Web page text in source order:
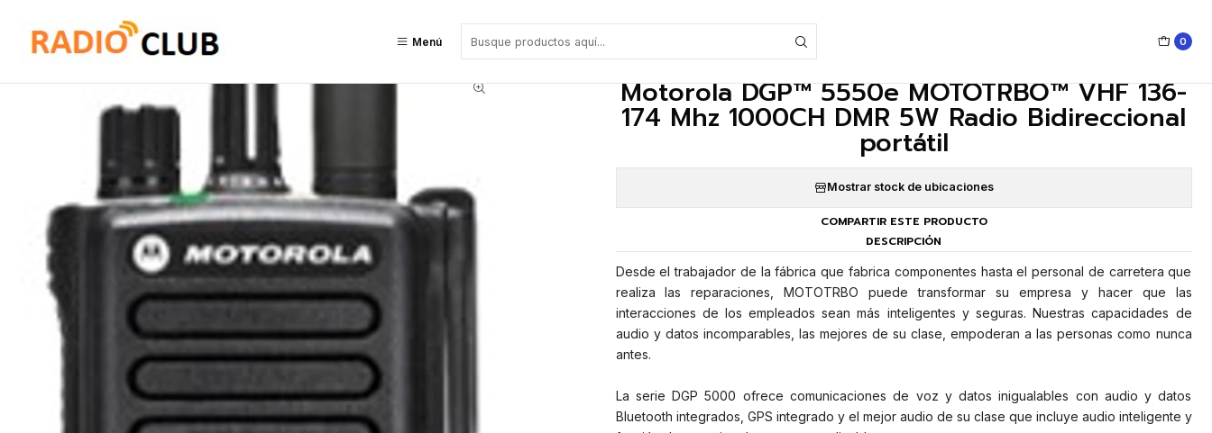
Menú 0
Motorola DGP™ 5550e MOTOTRBO™ VHF 136-174 Mhz 1000CH DMR 5W Radio Bidireccional portátil
Motorola DGP™ 5550e MOTOTRBO™ VHF 136-
174 Mhz 1000CH DMR 5W Radio Bidireccional
portátil
Mostrar stock de ubicaciones
COMPARTIR ESTE PRODUCTO
DESCRIPCIÓN
Desde el trabajador de la fábrica que fabrica componentes hasta el personal de carretera que
realiza las reparaciones, MOTOTRBO puede transformar su empresa y hacer que las
interacciones de los empleados sean más inteligentes y seguras. Nuestras capacidades de
audio y datos incomparables, las mejores de su clase, empoderan a las personas como nunca
antes.
La serie DGP 5000 ofrece comunicaciones de voz y datos inigualables con audio y datos
Bluetooth integrados, GPS integrado y el mejor audio de su clase que incluye audio inteligente y